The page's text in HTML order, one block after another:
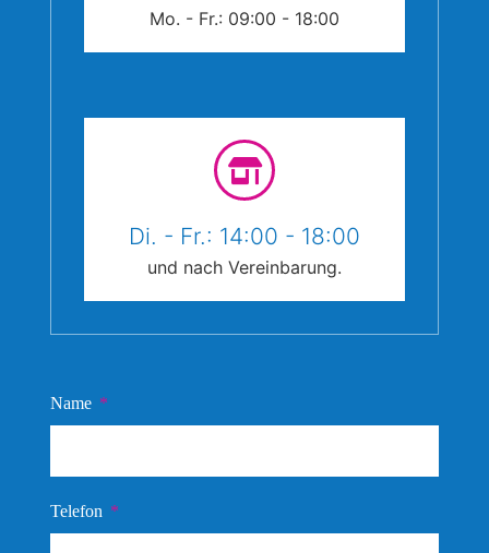
Mo. - Fr.: 09:00 - 18:00
Di. - Fr.: 14:00 - 18:00
und nach Vereinbarung.
Name
Telefon